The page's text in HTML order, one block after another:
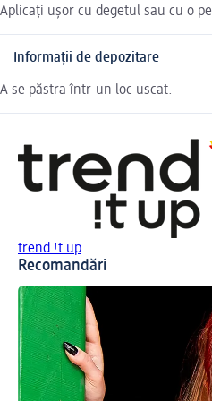
Aplicați ușor cu degetul sau cu o
Informații de depozitare
A se păstra într-un loc uscat.
trend !t up
Recomandări